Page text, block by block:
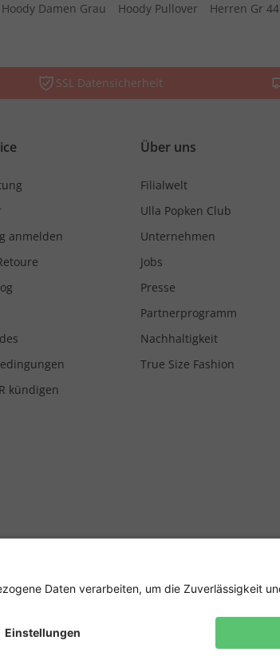
Hoody Damen Grau Hoody Pullover Herren Gr 44
SSL Datensicherheit
anmelden
kündigen
Über uns
Filialwelt
Ulla Popken Club
Unternehmen
Jobs
Presse
Partnerprogramm
Nachhaltigkeit
True Size Fashion